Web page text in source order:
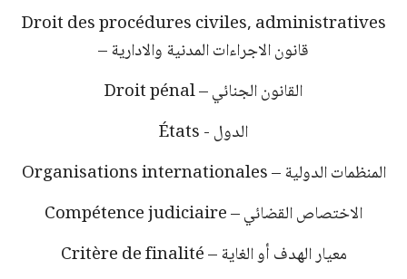
Droit des procédures civiles, administratives
–قانون الاجراءات المدنية والادارية
Droit pénal –القانون الجنائي
États -الدول
Organisations internationales –المنظمات الدولية
Compétence judiciaire –الاختصاص القضائي
Critère de finalité –معيار الهدف أو الغاية